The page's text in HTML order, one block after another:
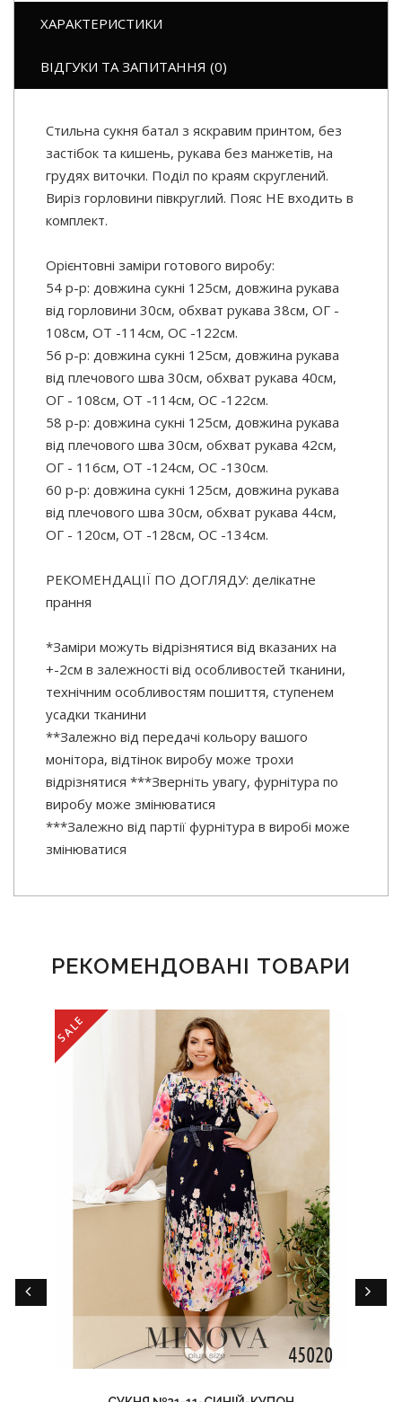
ХАРАКТЕРИСТИКИ
ВІДГУКИ ТА ЗАПИТАННЯ (0)
Стильна сукня батал з яскравим принтом, без
застібок та кишень, рукава без манжетів, на
грудях виточки. Поділ по краям скруглений.
Виріз горловини півкруглий. Пояс НЕ входить в
комплект.
Орієнтовні заміри готового виробу:
54 р-р: довжина сукні 125см, довжина рукава
від горловини 30см, обхват рукава 38см, ОГ -
108см, ОТ -114см, OC -122см.
56 р-р: довжина сукні 125см, довжина рукава
від плечового шва 30см, обхват рукава 40см,
ОГ - 108см, ОТ -114см, OC -122см.
58 р-р: довжина сукні 125см, довжина рукава
від плечового шва 30см, обхват рукава 42см,
ОГ - 116см, ОТ -124см, OC -130см.
60 р-р: довжина сукні 125см, довжина рукава
від плечового шва 30см, обхват рукава 44см,
ОГ - 120см, ОТ -128см, OC -134см.
РЕКОМЕНДАЦІЇ ПО ДОГЛЯДУ: делікатне
прання
*Заміри можуть відрізнятися від вказаних на
+-2см в залежності від особливостей тканини,
технічним особливостям пошиття, ступенем
усадки тканини
**Залежно від передачі кольору вашого
монітора, відтінок виробу може трохи
відрізнятися ***Зверніть увагу, фурнітура по
виробу може змінюватися
***Залежно від партії фурнітура в виробі може
змінюватися
РЕКОМЕНДОВАНІ ТОВАРИ
SALE